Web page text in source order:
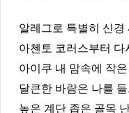
알레그로 특별히 신경
아첸토 코러스부터 다
아이쿠 내 맘속에 작
달큰한 바람은 나를 들
높은 계단 좁은 골목